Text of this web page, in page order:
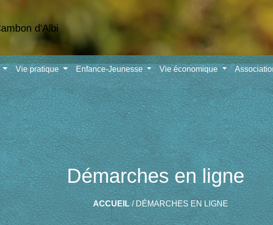
Vie pratique Enfance-Jeunesse Vie économique
Démarches en ligne
ACCUEIL/DÉMARCHES EN LIGNE